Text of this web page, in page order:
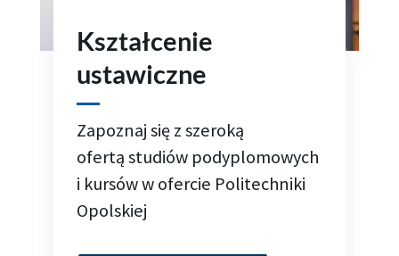
Kształcenie
ustawiczne
Zapoznaj się z szeroką
ofertąstudiów podyplomowych
i kursóww ofercie Politechniki
Opolskiej